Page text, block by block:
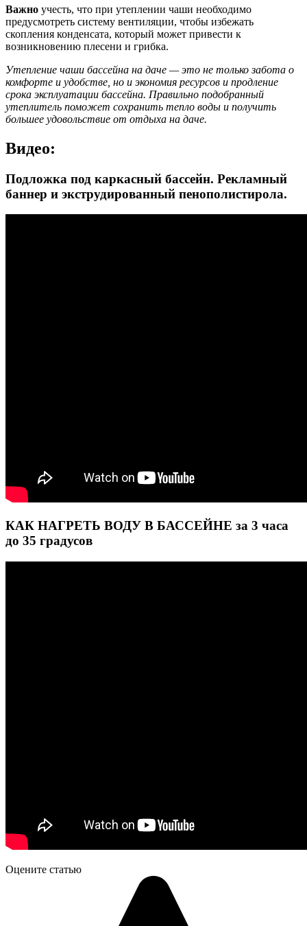
Важно учесть, что при утеплении чаши необходимо
предусмотреть систему вентиляции, чтобы избежать
скопления конденсата, который может привести к
возникновению плесени и грибка.
Утепление чаши бассейна на даче — это не только забота о
комфорте и удобстве, но и экономия ресурсов и продление
срока эксплуатации бассейна. Правильно подобранный
утеплитель поможет сохранить тепло воды и получить
большее удовольствие от отдыха на даче.
Видео:
Подложка под каркасный бассейн. Рекламный
баннер и экструдированный пенополистирола.
КАК НАГРЕТЬ ВОДУ В БАССЕЙНЕ за 3 часа
до 35 градусов
Оцените статью